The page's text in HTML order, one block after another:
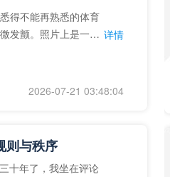
得不能再熟悉的体育
发颤。照片上是一个 详情
2026-07-21 03:48:04
则与秩序
十年了，我坐在评论